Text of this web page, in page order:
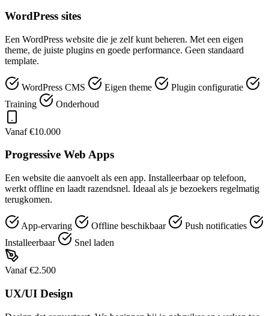
WordPress sites
Een WordPress website die je zelf kunt beheren. Met een eigen
theme, de juiste plugins en goede performance. Geen standaard
template.
WordPress CMS Eigen theme
Plugin configuratie
Training
Onderhoud
Vanaf €10.000
Progressive Web Apps
Een website die aanvoelt als een app. Installeerbaar op telefoon,
werkt offline en laadt razendsnel. Ideaal als je bezoekers regelmatig
terugkomen.
App-ervaring Offline beschikbaar
Push notificaties
Installeerbaar
Snel laden
Vanaf €2.500
UX/UI Design